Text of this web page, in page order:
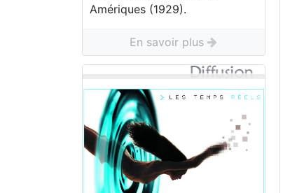
Amériques (1929).
En savoir plus